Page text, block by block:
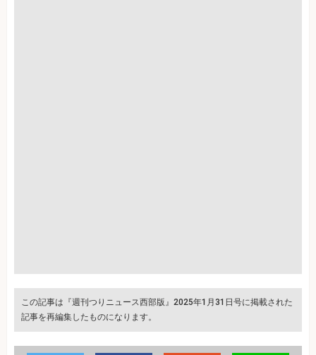
この記事は『週刊つりニュース西部版』2025年1月31日号に掲載された
記事を再編集したものになります。